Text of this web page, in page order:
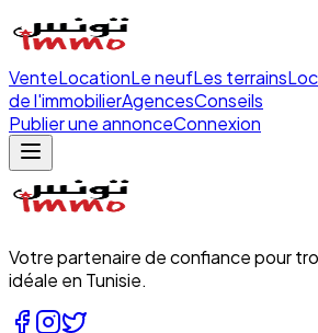
VenteLocationLe neufLes terrains
de l'immobilierAgencesConseils
Publier une annonceConnexion
Votre partenaire de confiance pour
idéale en Tunisie.